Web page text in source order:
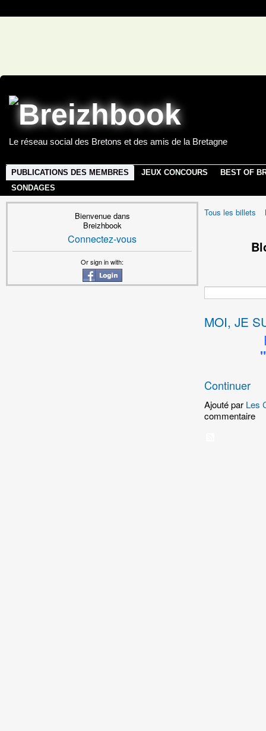
Le réseau social des Bretons et des amis de la Bretagne
PUBLICATIONS DES MEMBRES JEUX CONCOURS
BEST OF
SONDAGES
Bienvenue dans
Breizhbook
Connectez-vous
Or sign in with:
Tous les billets
MOI, JE
Continuer
Ajouté par Les
commentaire